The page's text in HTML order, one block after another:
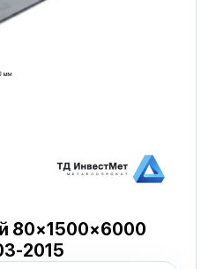
80×1500×6000
2015